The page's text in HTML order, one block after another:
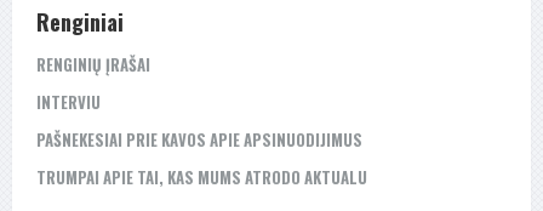
Renginiai
RENGINIŲ ĮRAŠAI
INTERVIU
PAŠNEKESIAI PRIE KAVOS APIE APSINUODIJIMUS
TRUMPAI APIE TAI, KAS MUMS ATRODO AKTUALU